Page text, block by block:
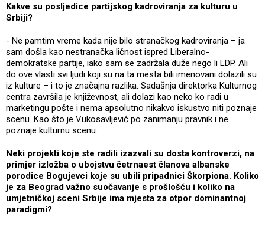
Kakve su posljedice partijskog kadroviranja za kulturu u
Srbiji?
- Ne pamtim vreme kada nije bilo stranačkog kadroviranja – ja
sam došla kao nestranačka ličnost ispred Liberalno-
demokratske partije, iako sam se zadržala duže nego li LDP. Ali
do ove vlasti svi ljudi koji su na ta mesta bili imenovani dolazili su
iz kulture – i to je značajna razlika. Sadašnja direktorka Kulturnog
centra završila je književnost, ali dolazi kao neko ko radi u
marketingu pošte i nema apsolutno nikakvo iskustvo niti poznaje
scenu. Kao što je Vukosavljević po zanimanju pravnik i ne
poznaje kulturnu scenu.
Neki projekti koje ste radili izazvali su dosta kontroverzi, na
primjer izložba o ubojstvu četrnaest članova albanske
porodice Bogujevci koje su ubili pripadnici Škorpiona. Koliko
je za Beograd važno suočavanje s prošlošću i koliko na
umjetničkoj sceni Srbije ima mjesta za otpor dominantnoj
paradigmi?